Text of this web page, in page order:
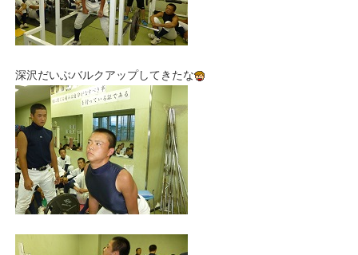
深沢だいぶバルクアップしてきたな